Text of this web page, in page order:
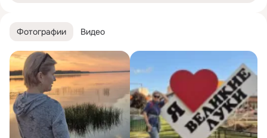
Фотографии Видео